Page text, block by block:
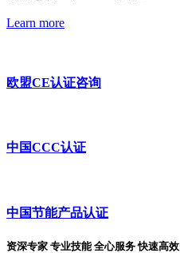
Learn more
欧盟CE认证咨询
中国CCC认证
中国节能产品认证
资深专家 专业技能 全心服务 快速高效